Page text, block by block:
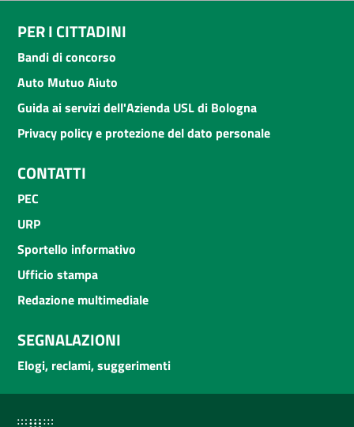
PER I CITTADINI
Bandi di concorso
Auto Mutuo Aiuto
Guida ai servizi dell'Azienda USL di Bologna
Privacy policy e protezione del dato personale
CONTATTI
PEC
URP
Sportello informativo
Ufficio stampa
Redazione multimediale
SEGNALAZIONI
Elogi, reclami, suggerimenti